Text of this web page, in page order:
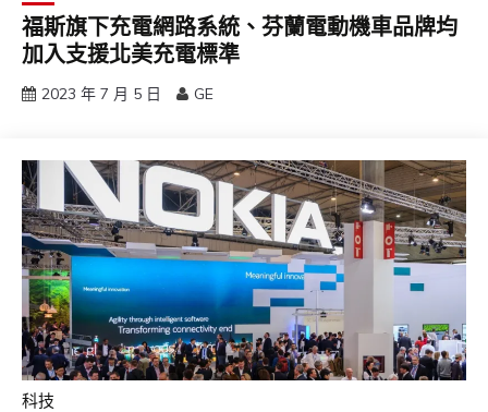
福斯旗下充電網路系統、芬蘭電動機車品牌均
加入支援北美充電標準
2023 年 7 月 5 日 GE
科技